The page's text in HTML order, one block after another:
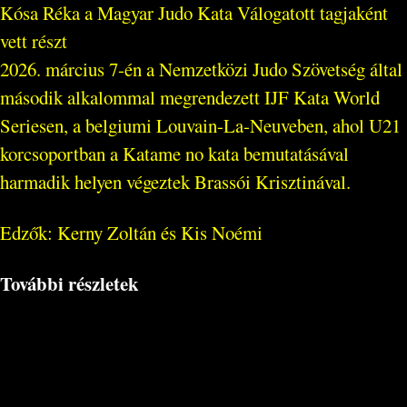
Kósa Réka a Magyar Judo Kata Válogatott tagjaként
vett részt
2026. március 7-én a Nemzetközi Judo Szövetség által
második alkalommal megrendezett IJF Kata World
Seriesen, a belgiumi Louvain-La-Neuveben, ahol U21
korcsoportban a Katame no kata bemutatásával
harmadik helyen végeztek Brassói Krisztinával.
Edzők: Kerny Zoltán és Kis Noémi
További részletek